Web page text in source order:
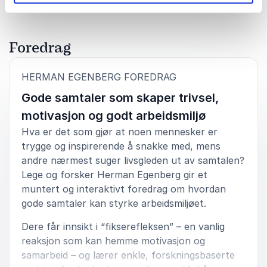
mennesker føler seg møtt, sett og verdsatt.
Nysgjerrighet, tillit og tålmodighet er grunnleggende i
inspirasjonsforedraget «Hvordan heie hverandre
2024. Målet og hensikten, samt bestillingen til
inspirasjon, glede, nyttige råd og verktøy å ta med i
eget lederskap – relatert til det å få med seg
medarbeidere i endringsarbeid. Herman er positivt
nysgjerrig, lydhør og åpen for innspill som sikret at
foredraget ble skreddersydd og tilpasset vår
målgruppe. Et hyggelig og positivt samarbeid, hvor
Herman leverte helt etter avtale. Gi ham gjerne
muligheten til å vise hva han får til. Vi gjorde det, og
angrer ikke.
Spesialrådgiver, Vestre Viken HF
Herman Egenberg
Foredrag
HERMAN EGENBERG FOREDRAG
Gode samtaler som skaper trivsel,
motivasjon og godt arbeidsmiljø
Hva er det som gjør at noen mennesker er
trygge og inspirerende å snakke med, mens
andre nærmest suger livsgleden ut av samtalen?
Lege og forsker Herman Egenberg gir et
muntert og interaktivt foredrag om hvordan
gode samtaler kan styrke arbeidsmiljøet.
Dere får innsikt i “fikserefleksen” – en vanlig
reaksjon som kan hemme motivasjon og
samarbeid – og lærer enkle, forskningsbaserte